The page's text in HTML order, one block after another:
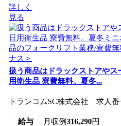
詳しく
見る
扱う商品はドラックストアやス
用衛生品 寮費無料。夏冬...
トランコムSC株式会社 求人番
給与 月収例316,290円